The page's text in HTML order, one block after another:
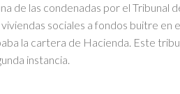
de las condenadas por el Tribunal
sociales a fondos buitre en
la cartera de Hacienda. Este
instancia.